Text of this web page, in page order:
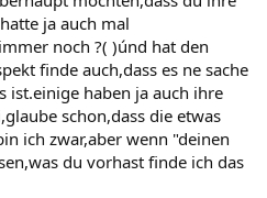
ja auch mal
noch ?( )únd hat den
finde auch,dass es ne sache
ist.einige haben ja auch ihre
schon,dass die etwas
ich zwar,aber wenn "deinen
du vorhast finde ich das